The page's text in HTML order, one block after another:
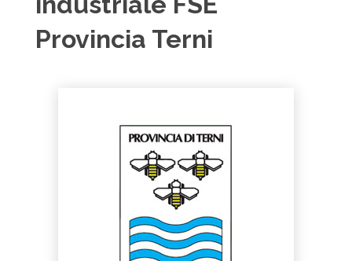
Provincia Terni